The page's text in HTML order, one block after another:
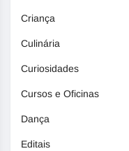
Criança
Culinária
Curiosidades
Cursos e Oficinas
Dança
Editais